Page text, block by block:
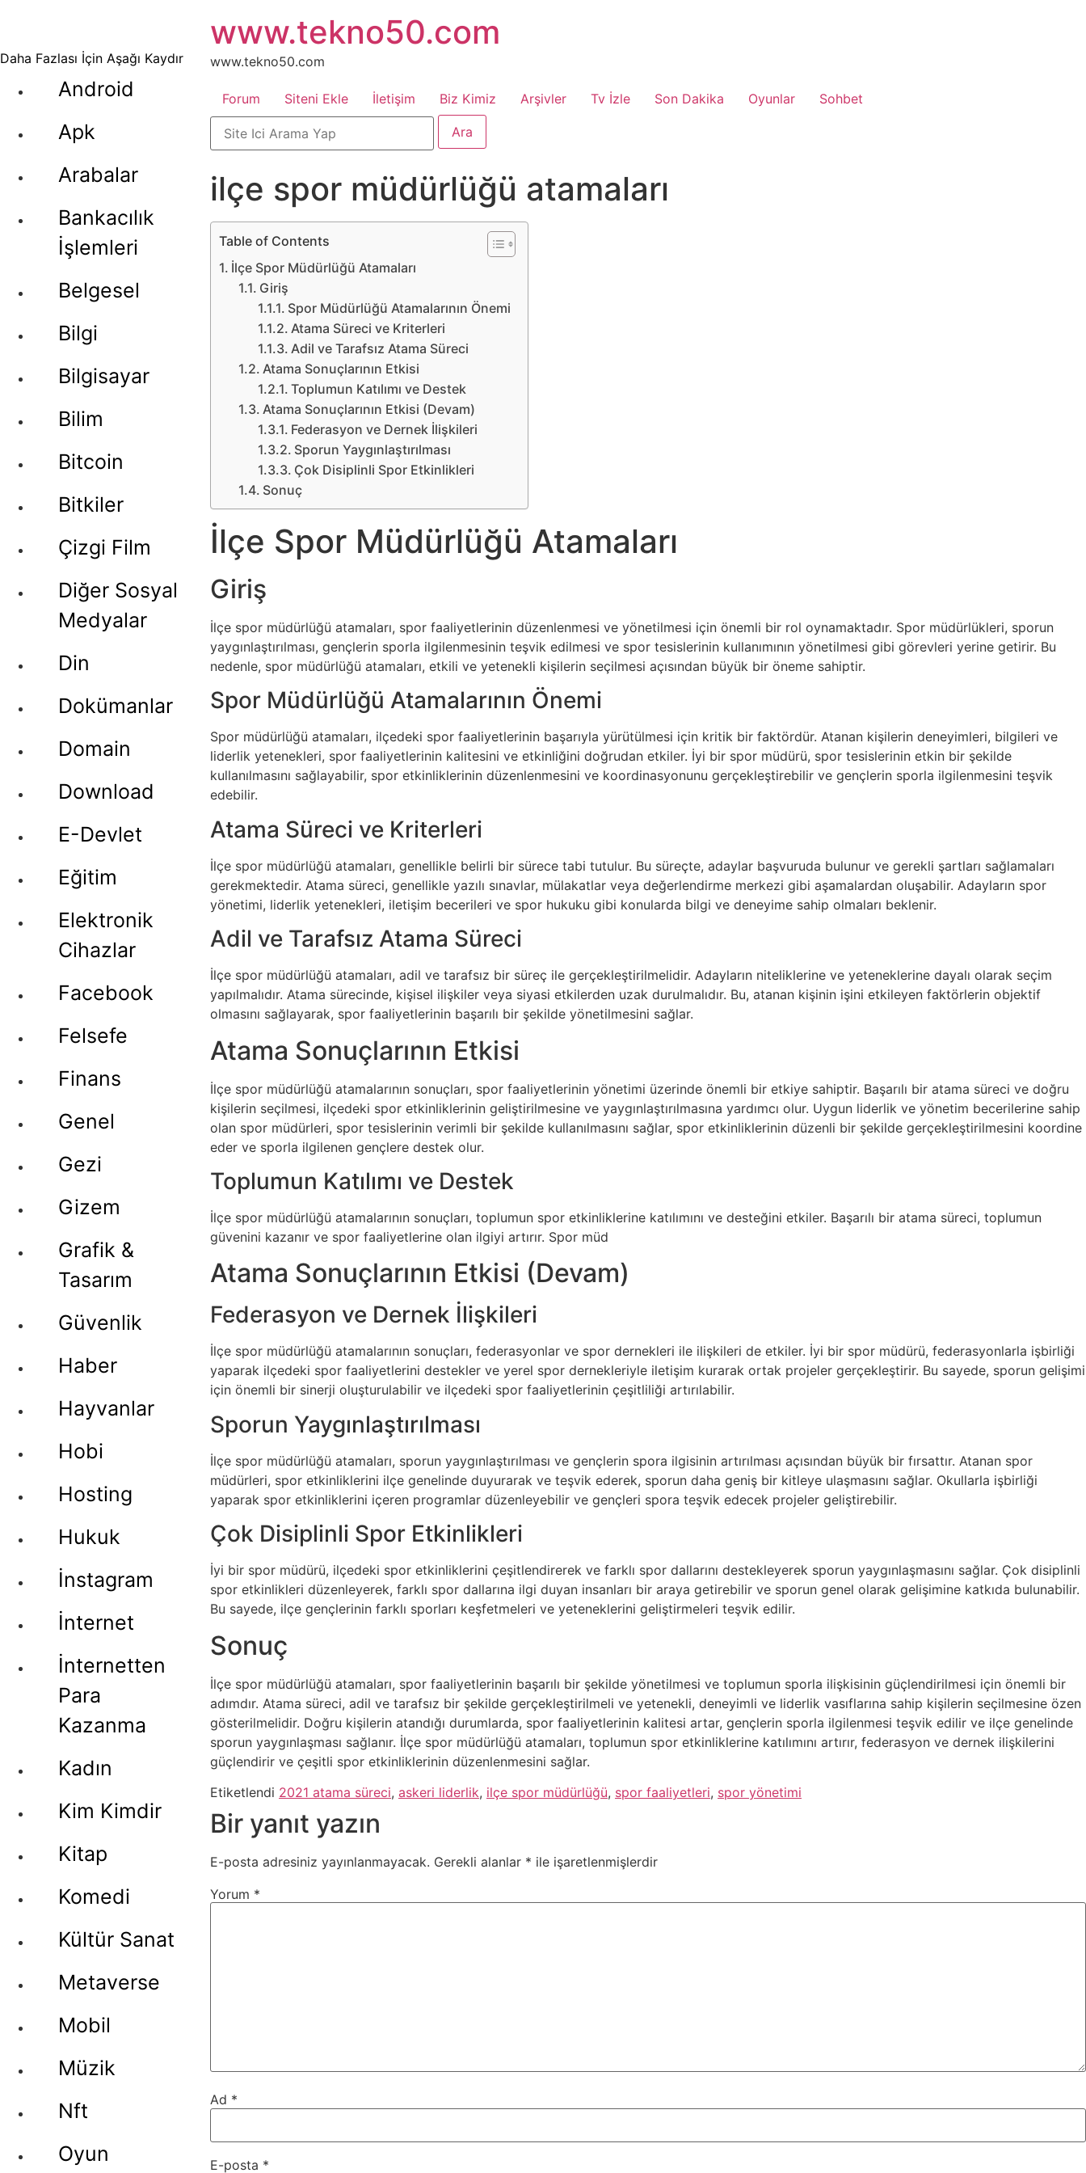
Daha Fazlası İçin Aşağı Kaydır
Android
Apk
Arabalar
Bankacılık
İşlemleri
Belgesel
Bilgi
Bilgisayar
Bilim
Bitcoin
Bitkiler
Çizgi Film
Diğer Sosyal
Medyalar
Din
Dokümanlar
Domain
Download
E-Devlet
Eğitim
Elektronik
Cihazlar
Facebook
Felsefe
Finans
Genel
Gezi
Gizem
Grafik &
Tasarım
Güvenlik
Haber
Hayvanlar
Hobi
Hosting
Hukuk
İnstagram
İnternet
İnternetten
Para
Kazanma
Kadın
Kim Kimdir
Kitap
Komedi
Kültür Sanat
Metaverse
Mobil
Müzik
Nft
Oyun
atla
www.tekno50.com
www.tekno50.com
Forum Siteni Ekle İletişim Biz Kimiz Arşivler Tv İzle Son Dakika Oyunlar Sohbet
ilçe spor müdürlüğü atamaları
Table of Contents
İlçe Spor Müdürlüğü Atamaları
Giriş
Spor Müdürlüğü Atamalarının Önemi
Atama Süreci ve Kriterleri
Adil ve Tarafsız Atama Süreci
Atama Sonuçlarının Etkisi
Toplumun Katılımı ve Destek
Atama Sonuçlarının Etkisi (Devam)
Federasyon ve Dernek İlişkileri
Sporun Yaygınlaştırılması
Çok Disiplinli Spor Etkinlikleri
Sonuç
İlçe Spor Müdürlüğü Atamaları
Giriş
İlçe spor müdürlüğü atamaları, spor faaliyetlerinin düzenlenmesi ve yönetilmesi için önemli bir rol oynamaktadır. Spor müdürlükleri, sporun
yaygınlaştırılması, gençlerin sporla ilgilenmesinin teşvik edilmesi ve spor tesislerinin kullanımının yönetilmesi gibi görevleri yerine getirir. Bu
nedenle, spor müdürlüğü atamaları, etkili ve yetenekli kişilerin seçilmesi açısından büyük bir öneme sahiptir.
Spor Müdürlüğü Atamalarının Önemi
Spor müdürlüğü atamaları, ilçedeki spor faaliyetlerinin başarıyla yürütülmesi için kritik bir faktördür. Atanan kişilerin deneyimleri, bilgileri ve
liderlik yetenekleri, spor faaliyetlerinin kalitesini ve etkinliğini doğrudan etkiler. İyi bir spor müdürü, spor tesislerinin etkin bir şekilde
kullanılmasını sağlayabilir, spor etkinliklerinin düzenlenmesini ve koordinasyonunu gerçekleştirebilir ve gençlerin sporla ilgilenmesini teşvik
edebilir.
Atama Süreci ve Kriterleri
İlçe spor müdürlüğü atamaları, genellikle belirli bir sürece tabi tutulur. Bu süreçte, adaylar başvuruda bulunur ve gerekli şartları sağlamaları
gerekmektedir. Atama süreci, genellikle yazılı sınavlar, mülakatlar veya değerlendirme merkezi gibi aşamalardan oluşabilir. Adayların spor
yönetimi, liderlik yetenekleri, iletişim becerileri ve spor hukuku gibi konularda bilgi ve deneyime sahip olmaları beklenir.
Adil ve Tarafsız Atama Süreci
İlçe spor müdürlüğü atamaları, adil ve tarafsız bir süreç ile gerçekleştirilmelidir. Adayların niteliklerine ve yeteneklerine dayalı olarak seçim
yapılmalıdır. Atama sürecinde, kişisel ilişkiler veya siyasi etkilerden uzak durulmalıdır. Bu, atanan kişinin işini etkileyen faktörlerin objektif
olmasını sağlayarak, spor faaliyetlerinin başarılı bir şekilde yönetilmesini sağlar.
Atama Sonuçlarının Etkisi
İlçe spor müdürlüğü atamalarının sonuçları, spor faaliyetlerinin yönetimi üzerinde önemli bir etkiye sahiptir. Başarılı bir atama süreci ve doğru
kişilerin seçilmesi, ilçedeki spor etkinliklerinin geliştirilmesine ve yaygınlaştırılmasına yardımcı olur. Uygun liderlik ve yönetim becerilerine sahip
olan spor müdürleri, spor tesislerinin verimli bir şekilde kullanılmasını sağlar, spor etkinliklerinin düzenli bir şekilde gerçekleştirilmesini koordine
eder ve sporla ilgilenen gençlere destek olur.
Toplumun Katılımı ve Destek
İlçe spor müdürlüğü atamalarının sonuçları, toplumun spor etkinliklerine katılımını ve desteğini etkiler. Başarılı bir atama süreci, toplumun
güvenini kazanır ve spor faaliyetlerine olan ilgiyi artırır. Spor müd
Atama Sonuçlarının Etkisi (Devam)
Federasyon ve Dernek İlişkileri
İlçe spor müdürlüğü atamalarının sonuçları, federasyonlar ve spor dernekleri ile ilişkileri de etkiler. İyi bir spor müdürü, federasyonlarla işbirliği
yaparak ilçedeki spor faaliyetlerini destekler ve yerel spor dernekleriyle iletişim kurarak ortak projeler gerçekleştirir. Bu sayede, sporun gelişimi
için önemli bir sinerji oluşturulabilir ve ilçedeki spor faaliyetlerinin çeşitliliği artırılabilir.
Sporun Yaygınlaştırılması
İlçe spor müdürlüğü atamaları, sporun yaygınlaştırılması ve gençlerin spora ilgisinin artırılması açısından büyük bir fırsattır. Atanan spor
müdürleri, spor etkinliklerini ilçe genelinde duyurarak ve teşvik ederek, sporun daha geniş bir kitleye ulaşmasını sağlar. Okullarla işbirliği
yaparak spor etkinliklerini içeren programlar düzenleyebilir ve gençleri spora teşvik edecek projeler geliştirebilir.
Çok Disiplinli Spor Etkinlikleri
İyi bir spor müdürü, ilçedeki spor etkinliklerini çeşitlendirerek ve farklı spor dallarını destekleyerek sporun yaygınlaşmasını sağlar. Çok disiplinli
spor etkinlikleri düzenleyerek, farklı spor dallarına ilgi duyan insanları bir araya getirebilir ve sporun genel olarak gelişimine katkıda bulunabilir.
Bu sayede, ilçe gençlerinin farklı sporları keşfetmeleri ve yeteneklerini geliştirmeleri teşvik edilir.
Sonuç
İlçe spor müdürlüğü atamaları, spor faaliyetlerinin başarılı bir şekilde yönetilmesi ve toplumun sporla ilişkisinin güçlendirilmesi için önemli bir
adımdır. Atama süreci, adil ve tarafsız bir şekilde gerçekleştirilmeli ve yetenekli, deneyimli ve liderlik vasıflarına sahip kişilerin seçilmesine özen
gösterilmelidir. Doğru kişilerin atandığı durumlarda, spor faaliyetlerinin kalitesi artar, gençlerin sporla ilgilenmesi teşvik edilir ve ilçe genelinde
sporun yaygınlaşması sağlanır. İlçe spor müdürlüğü atamaları, toplumun spor etkinliklerine katılımını artırır, federasyon ve dernek ilişkilerini
güçlendirir ve çeşitli spor etkinliklerinin düzenlenmesini sağlar.
Etiketlendi 2021 atama süreci, askeri liderlik, ilçe spor müdürlüğü, spor faaliyetleri, spor yönetimi
Bir yanıt yazın
E-posta adresiniz yayınlanmayacak. Gerekli alanlar * ile işaretlenmişlerdir
Yorum *
Ad *
E-posta *